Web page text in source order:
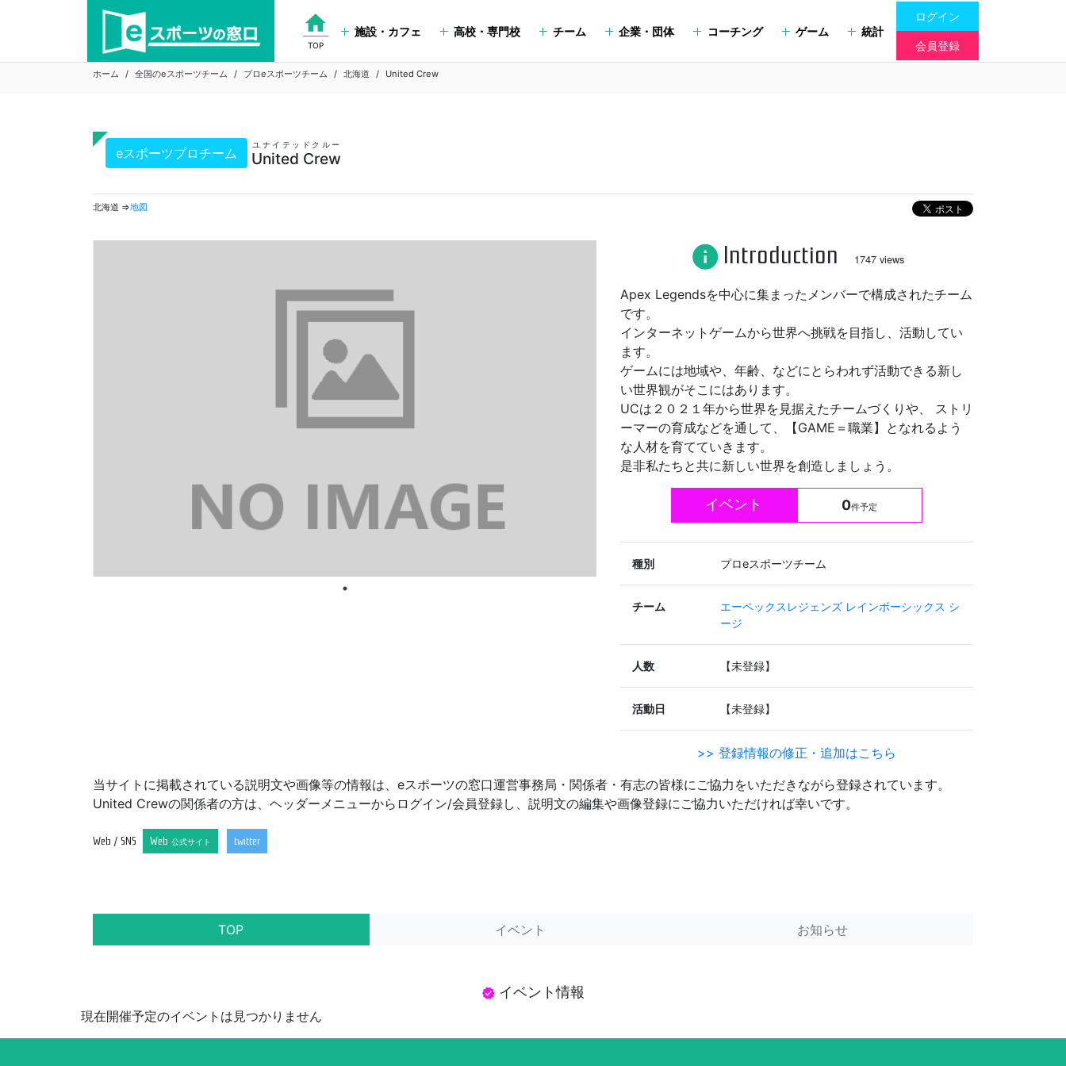
home
TOP
施設・カフェ 高校・専門校 チーム 企業・団体 コーチング ゲーム 統計
ログイン
会員登録
ホーム 全国のeスポーツチーム プロeスポーツチーム 北海道 United Crew
eスポーツプロチーム United Crew
ユナイテッドクルー
北海道 ⇒地図
info Introduction 1747 views
Apex Legendsを中心に集まったメンバーで構成されたチーム
です。
インターネットゲームから世界へ挑戦を目指し、活動してい
ます。
ゲームには地域や、年齢、などにとらわれず活動できる新し
い世界観がそこにはあります。
UCは２０２１年から世界を見据えたチームづくりや、 ストリ
ーマーの育成などを通して、【GAME＝職業】となれるよう
な人材を育てていきます。
是非私たちと共に新しい世界を創造しましょう。
イベント 0件予定
種別 プロeスポーツチーム
チーム エーペックスレジェンズ レインボーシックス シ
ージ
人数 【未登録】
活動日 【未登録】
>> 登録情報の修正・追加はこちら
当サイトに掲載されている説明文や画像等の情報は、eスポーツの窓口運営事務局・関係者・有志の皆様にご協力をいただきながら登録されています。
United Crewの関係者の方は、ヘッダーメニューからログイン/会員登録し、説明文の編集や画像登録にご協力いただければ幸いです。
Web / SNS Web 公式サイト twitter
TOP イベント お知らせ
verified イベント情報
現在開催予定のイベントは見つかりません